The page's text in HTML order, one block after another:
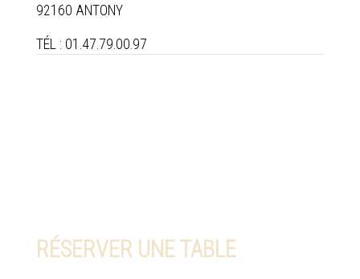
92160 ANTONY
TÉL : 01.47.79.00.97
RÉSERVER UNE TABLE